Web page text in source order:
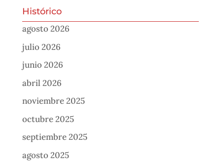
Histórico
agosto 2026
julio 2026
junio 2026
abril 2026
noviembre 2025
octubre 2025
septiembre 2025
agosto 2025